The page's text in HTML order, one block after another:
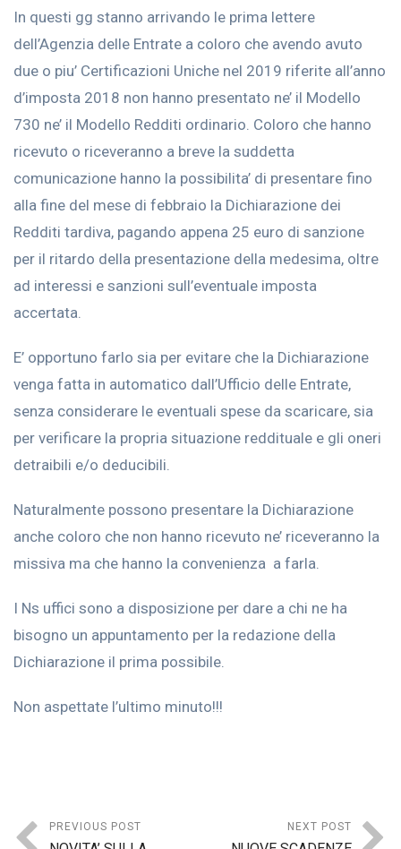
In questi gg stanno arrivando le prima lettere
dell’Agenzia delle Entrate a coloro che avendo avuto
due o piu’ Certificazioni Uniche nel 2019 riferite all’anno
d’imposta 2018 non hanno presentato ne’ il Modello
730 ne’ il Modello Redditi ordinario. Coloro che hanno
ricevuto o riceveranno a breve la suddetta
comunicazione hanno la possibilita’ di presentare fino
alla fine del mese di febbraio la Dichiarazione dei
Redditi tardiva, pagando appena 25 euro di sanzione
per il ritardo della presentazione della medesima, oltre
ad interessi e sanzioni sull’eventuale imposta
accertata.
E’ opportuno farlo sia per evitare che la Dichiarazione
venga fatta in automatico dall’Ufficio delle Entrate,
senza considerare le eventuali spese da scaricare, sia
per verificare la propria situazione reddituale e gli oneri
detraibili e/o deducibili.
Naturalmente possono presentare la Dichiarazione
anche coloro che non hanno ricevuto ne’ riceveranno la
missiva ma che hanno la convenienza a farla.
I Ns uffici sono a disposizione per dare a chi ne ha
bisogno un appuntamento per la redazione della
Dichiarazione il prima possibile.
Non aspettate l’ultimo minuto!!!
PREVIOUS POST NEXT POST